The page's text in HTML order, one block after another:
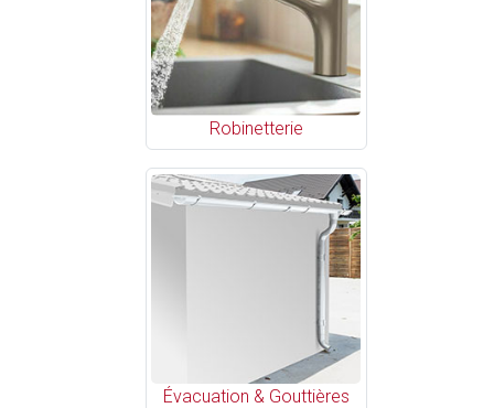
Robinetterie
Évacuation & Gouttières